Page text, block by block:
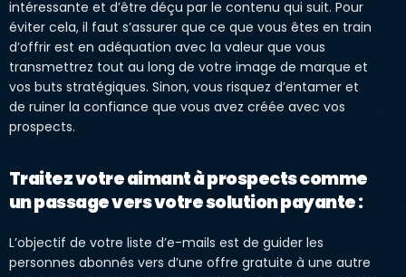
intéressante et d’être déçu par le contenu qui suit. Pour
éviter cela, il faut s’assurer que ce que vous êtes en train
d’offrir est en adéquation avec la valeur que vous
transmettrez tout au long de votre image de marque et
vos buts stratégiques. Sinon, vous risquez d’entamer et
de ruiner la confiance que vous avez créée avec vos
prospects.
Traitez votre aimant à prospects comme
un passage vers votre solution payante :
L’objectif de votre liste d’e-mails est de guider les
personnes abonnés vers d’une offre gratuite à une autre